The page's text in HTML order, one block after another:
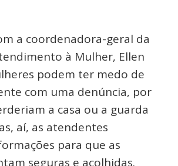
a coordenadora-geral da
à Mulher, Ellen
podem ter medo de
com uma denúncia, por
a casa ou a guarda
aí, as atendentes
para que as
seguras e acolhidas.